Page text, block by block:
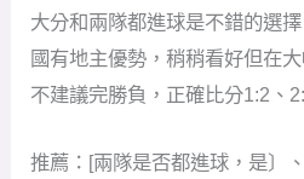
大分和兩隊都進球是不錯的選
國有地主優勢，稍稍看好但在
不建議完勝負，正確比分1:2、
推薦：[兩隊是否都進球，是〕